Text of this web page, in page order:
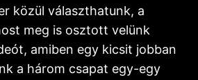
közül választhatunk, a
meg is osztott velünk
amiben egy kicsit jobban
a három csapat egy-egy